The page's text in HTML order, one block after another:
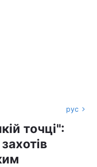
рус
точці":